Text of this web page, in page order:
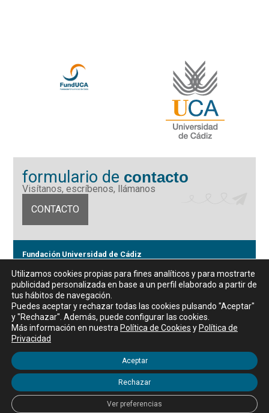
formulario de contacto
Visítanos, escríbenos, llámanos
CONTACTO
Fundación Universidad de Cádiz
CIF: G11442167
956 07 03 70 / 72
Horario de atención al público
De lunes a viernes, de 9 a 14 horas
Aviso legal|Política de privacidad|Política de Cookies
Utilizamos cookies propias para fines analíticos y para mostrarte
publicidad personalizada en base a un perfil elaborado a partir de
tus hábitos de navegación.
Puedes aceptar y rechazar todas las cookies pulsando "Aceptar"
y "Rechazar". Además, puede configurar las cookies.
Más información en nuestra Política de Cookies y Política de
Privacidad
Aceptar
Rechazar
Ver preferencias
WordPress Appliance- Powered by